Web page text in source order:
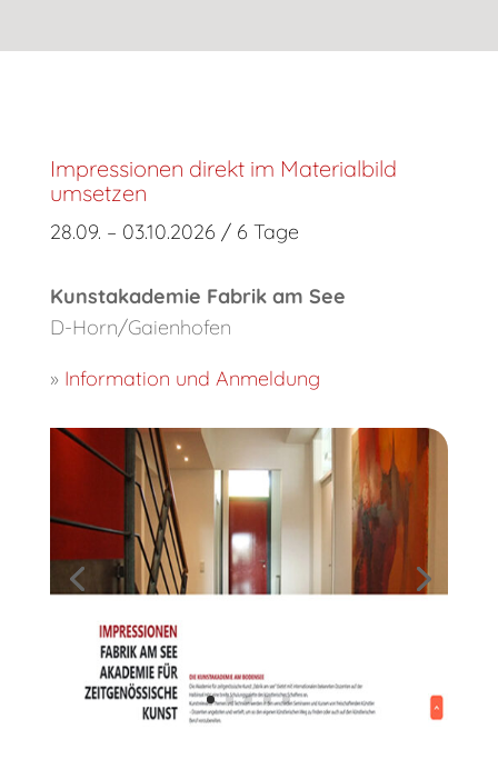
Impressionen direkt im Materialbild
umsetzen
28.09. – 03.10.2026 / 6 Tage
Kunstakademie Fabrik am See
D-Horn/Gaienhofen
» Information und Anmeldung